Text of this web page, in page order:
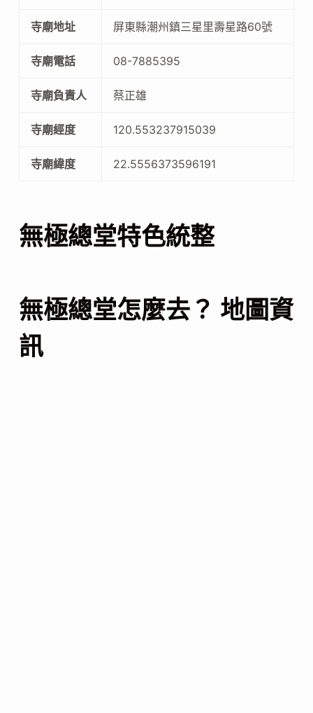
寺廟地址 屏東縣潮州鎮三星里壽星路60號
寺廟電話 08-7885395
寺廟負責人 蔡正雄
寺廟經度 120.553237915039
寺廟緯度 22.5556373596191
無極總堂特色統整
無極總堂怎麼去？ 地圖資
訊